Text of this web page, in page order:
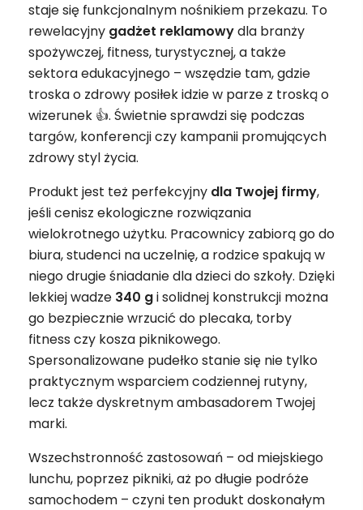
staje się funkcjonalnym nośnikiem przekazu. To
rewelacyjny gadżet reklamowydla branży
spożywczej, fitness, turystycznej, a także
sektora edukacyjnego – wszędzie tam, gdzie
troska o zdrowy posiłek idzie w parze z troską o
wizerunek 👍. Świetnie sprawdzi się podczas
targów, konferencji czy kampanii promujących
zdrowy styl życia.
Produkt jest też perfekcyjny dla Twojej firmy,
jeśli cenisz ekologiczne rozwiązania
wielokrotnego użytku. Pracownicy zabiorą go do
biura, studenci na uczelnię, a rodzice spakują w
niego drugie śniadanie dla dzieci do szkoły. Dzięki
lekkiej wadze 340 gi solidnej konstrukcji można
go bezpiecznie wrzucić do plecaka, torby
fitness czy kosza piknikowego.
Spersonalizowane pudełko stanie się nie tylko
praktycznym wsparciem codziennej rutyny,
lecz także dyskretnym ambasadorem Twojej
marki.
Wszechstronność zastosowań – od miejskiego
lunchu, poprzez pikniki, aż po długie podróże
samochodem – czyni ten produkt doskonałym